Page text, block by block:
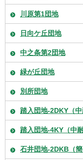
川原第1団地
日向ケ丘団地
中之条第2団地
緑が丘団地
別所団地
踏入団地-2DKY（中
踏入団地-4KY（中耐
石井団地-2DKB（簡